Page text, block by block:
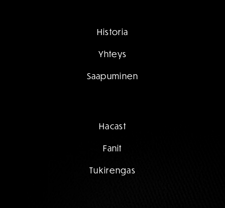
Historia
Yhteys
Saapuminen
Hacast
Fanit
Tukirengas